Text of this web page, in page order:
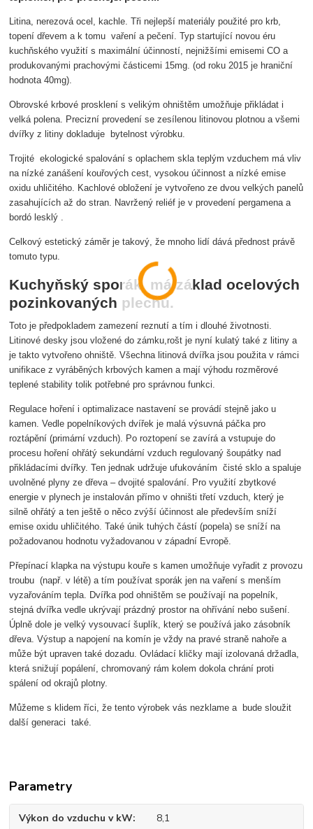
Litina, nerezová ocel, kachle. Tři nejlepší materiály použité pro krb,
topení dřevem a k tomu vaření a pečení. Typ startující novou éru
kuchňského využití s maximální účinností, nejnižšími emisemi CO a
produkovanými prachovými částicemi 15mg. (od roku 2015 je hraniční
hodnota 40mg).
Obrovské krbové prosklení s velikým ohništěm umožňuje přikládat i
velká polena. Precizní provedení se zesílenou litinovou plotnou a všemi
dvířky z litiny dokladuje bytelnost výrobku.
Trojité ekologické spalování s oplachem skla teplým vzduchem má vliv
na nízké zanášení kouřových cest, vysokou účinnost a nízké emise
oxidu uhličitého. Kachlové obložení je vytvořeno ze dvou velkých panelů
zasahujících až do stran. Navržený reliéf je v provedení pergamena a
bordó lesklý .
Celkový estetický záměr je takový, že mnoho lidí dává přednost právě
tomuto typu.
Kuchyňský sporák má základ ocelových
pozinkovaných plechů.
Toto je předpokladem zamezení reznutí a tím i dlouhé životnosti.
Litinové desky jsou vložené do zámku,rošt je nyní kulatý také z litiny a
je takto vytvořeno ohniště. Všechna litinová dvířka jsou použita v rámci
unifikace z vyráběných krbových kamen a mají výhodu rozměrové
teplené stability tolik potřebné pro správnou funkci.
Regulace hoření i optimalizace nastavení se provádí stejně jako u
kamen. Vedle popelníkových dvířek je malá výsuvná páčka pro
roztápění (primární vzduch). Po roztopení se zavírá a vstupuje do
procesu hoření ohřátý sekundární vzduch regulovaný šoupátky nad
přikládacími dvířky. Ten jednak udržuje ufukováním čisté sklo a spaluje
uvolněné plyny ze dřeva – dvojité spalování. Pro využití zbytkové
energie v plynech je instalován přímo v ohništi třetí vzduch, který je
silně ohřátý a ten ještě o něco zvýší účinnost ale především sníží
emise oxidu uhličitého. Také únik tuhých částí (popela) se sníží na
požadovanou hodnotu vyžadovanou v západní Evropě.
Přepínací klapka na výstupu kouře s kamen umožňuje vyřadit z provozu
troubu (např. v létě) a tím používat sporák jen na vaření s menším
vyzařováním tepla. Dvířka pod ohništěm se používají na popelník,
stejná dvířka vedle ukrývají prázdný prostor na ohřívání nebo sušení.
Úplně dole je velký vysouvací šuplík, který se používá jako zásobník
dřeva. Výstup a napojení na komín je vždy na pravé straně nahoře a
může být upraven také dozadu. Ovládací kličky mají izolovaná držadla,
která snižují popálení, chromovaný rám kolem dokola chrání proti
spálení od okrajů plotny.
Můžeme s klidem říci, že tento výrobek vás nezklame a bude sloužit
další generaci také.
Parametry
Výkon do vzduchu v kW 8,1